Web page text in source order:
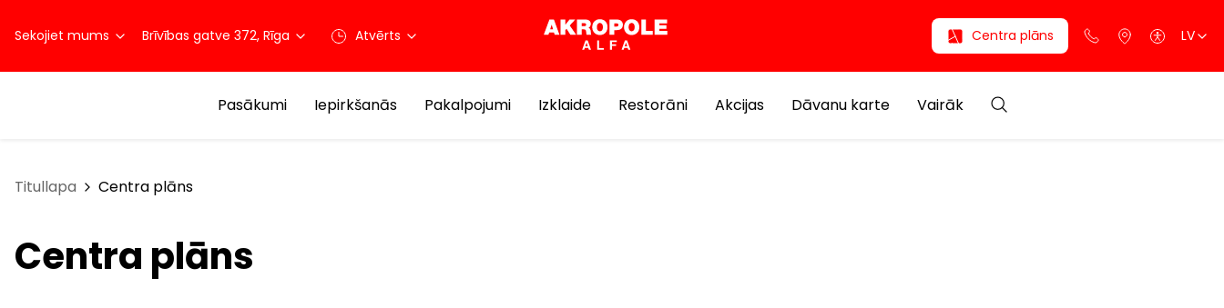
Sekojiet mums Brīvības gatve 372, Rīga Atvērts Centra plāns LV
Pasākumi Iepirkšanās Pakalpojumi Izklaide Restorāni Akcijas Dāvanu karte Vairāk
Titullapa Centra plāns
Centra plāns